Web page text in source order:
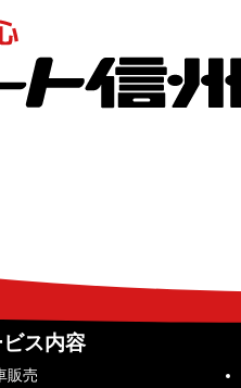
ス内容
販売